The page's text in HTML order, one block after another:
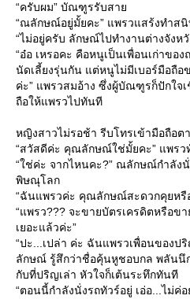
“ครับผม” บัณฑูรรับสา
“ณลักษณ์อยู่มั้ยคะ” แพรวแสร้งทำส
“ไม่อยู่ครับ ลักษณ์ไปทำงานต่างจังห
“อ๋อ เหรอคะ คือหนูเป็นเพื่อนเก่าข
นัดเลี้ยงรุ่นกัน แต่หนูไม่มีเบอร์มือถื
ค่ะ” แพรวสมอ้าง ซึ่งผู้บัณฑูรก็ปักใจเ
ถือให้แพรวไปทันที
หญิงสาวไม่รอช้า รีบโทรเข้ามือถือต
“สวัสดีค่ะ คุณลักษณ์ใช่มั้ยคะ” แพร
“ใช่ค่ะ จากไหนคะ?” ณลักษณ์กำลัง
พิษณุโลก
“ฉันแพรวค่ะ คุณลักษณ์สะดวกคุยหรื
“แพรว??? จะขายบัตรเครดิตหรือข
เยอะแล้วค่ะ”
“ปะ...เปล่า ค่ะ ฉันแพรวเพื่อนของ
ลักษณ์ รู้สึกว่าชื่อคุ้นหูชอบกล พลันนึ
กับที่ปริญเล่า หัวใจก็เต้นระทึกทันที
“ตอนนี้กำลังนั่งรถทัวร์อยู่ เอ่อ...ไม่ค่